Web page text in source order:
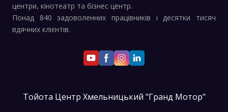
центри, кінотеатр та бізнес центр.
Понад 840 задоволенних працівників і десятки тисяч
вдячних клієнтів.
Тойота Центр Хмельницький "Гранд Мотор"